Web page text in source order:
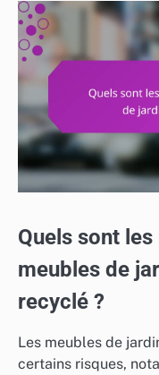
Quels sont
meubles de
recyclé ?
Les meubles de
certains risques,